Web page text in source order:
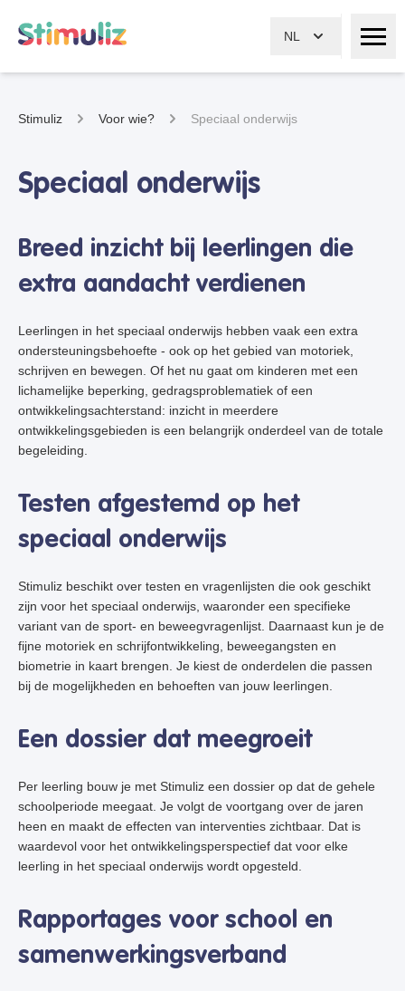
NL
Stimuliz Voor wie? Speciaal onderwijs
Speciaal onderwijs
Breed inzicht bij leerlingen die
extra aandacht verdienen
Leerlingen in het speciaal onderwijs hebben vaak een extra
ondersteuningsbehoefte - ook op het gebied van motoriek,
schrijven en bewegen. Of het nu gaat om kinderen met een
lichamelijke beperking, gedragsproblematiek of een
ontwikkelingsachterstand: inzicht in meerdere
ontwikkelingsgebieden is een belangrijk onderdeel van de totale
begeleiding.
Testen afgestemd op het
speciaal onderwijs
Stimuliz beschikt over testen en vragenlijsten die ook geschikt
zijn voor het speciaal onderwijs, waaronder een specifieke
variant van de sport- en beweegvragenlijst. Daarnaast kun je de
fijne motoriek en schrijfontwikkeling, beweegangsten en
biometrie in kaart brengen. Je kiest de onderdelen die passen
bij de mogelijkheden en behoeften van jouw leerlingen.
Een dossier dat meegroeit
Per leerling bouw je met Stimuliz een dossier op dat de gehele
schoolperiode meegaat. Je volgt de voortgang over de jaren
heen en maakt de effecten van interventies zichtbaar. Dat is
waardevol voor het ontwikkelingsperspectief dat voor elke
leerling in het speciaal onderwijs wordt opgesteld.
Rapportages voor school en
samenwerkingsverband